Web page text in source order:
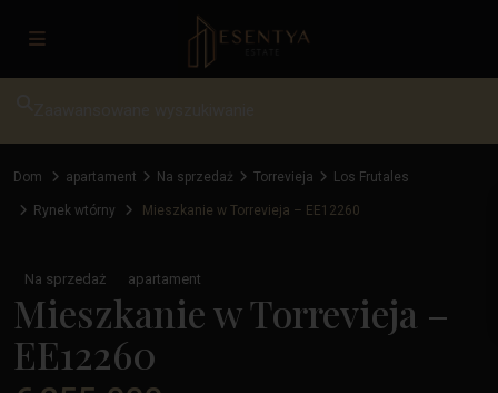
Dom apartament Na sprzedaż Torrevieja Los Frutales
Rynek wtórny Mieszkanie w Torrevieja – EE12260
Na sprzedaż apartament
Mieszkanie w Torrevieja –
EE12260